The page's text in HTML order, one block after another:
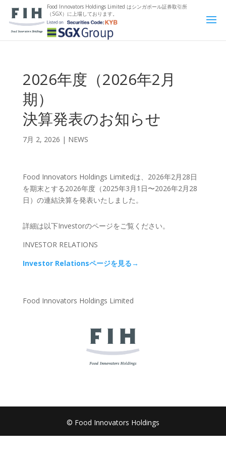
Food Innovators Holdings Limited はシンガポール証券取引所
（SGX）に上場しております。
2026年度（2026年2月
期）
決算発表のお知らせ
7月 2, 2026 | NEWS
Food Innovators Holdings Limitedは、2026年2月28日
を期末とする2026年度（2025年3月1日〜2026年2月28
日）の連結決算を発表いたしました。
詳細は以下Investorのページをご覧ください。
INVESTOR RELATIONS
Investor Relationsページを見る→
Food Innovators Holdings Limited
© Food Innovators Holdings